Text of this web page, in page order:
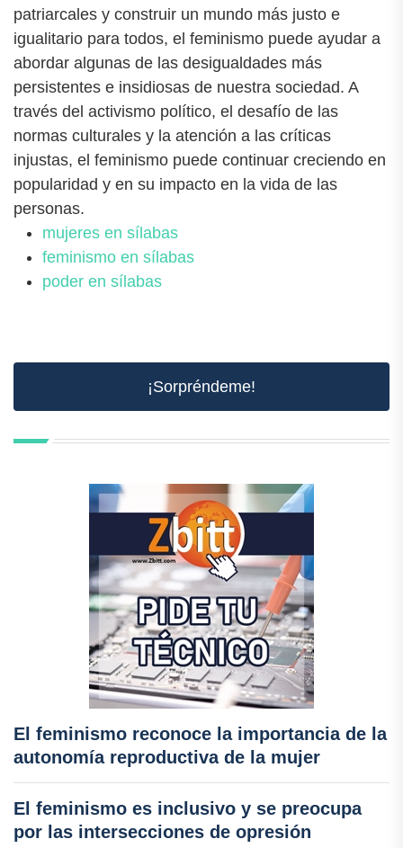
patriarcales y construir un mundo más justo e
igualitario para todos, el feminismo puede ayudar a
abordar algunas de las desigualdades más
persistentes e insidiosas de nuestra sociedad. A
través del activismo político, el desafío de las
normas culturales y la atención a las críticas
injustas, el feminismo puede continuar creciendo en
popularidad y en su impacto en la vida de las
personas.
mujeres en sílabas
feminismo en sílabas
poder en sílabas
¡Sorpréndeme!
El feminismo reconoce la importancia de la
autonomía reproductiva de la mujer
El feminismo es inclusivo y se preocupa
por las intersecciones de opresión